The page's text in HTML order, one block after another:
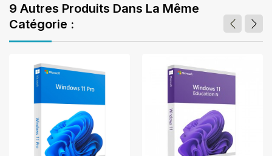
9 Autres Produits Dans La Même
Catégorie :